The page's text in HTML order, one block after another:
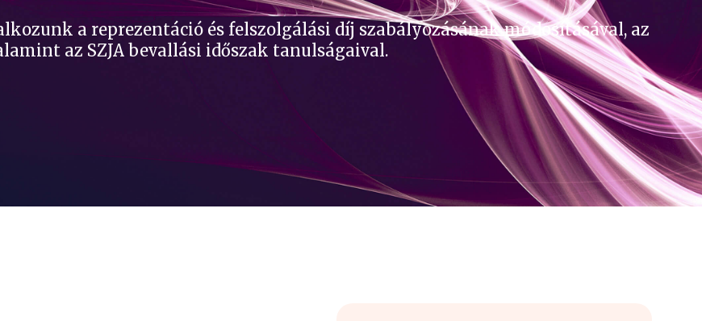
a reprezentáció és felszolgálási díj szabályozásának módosításával, az
az SZJA bevallási időszak tanulságaival.